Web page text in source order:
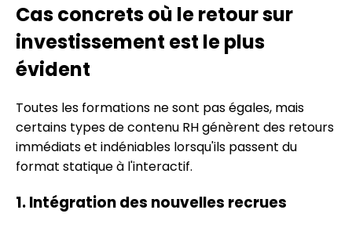
Cas concrets où le retour sur
investissement est le plus
évident
Toutes les formations ne sont pas égales, mais
certains types de contenu RH génèrent des retours
immédiats et indéniables lorsqu'ils passent du
format statique à l'interactif.
1. Intégration des nouvelles recrues